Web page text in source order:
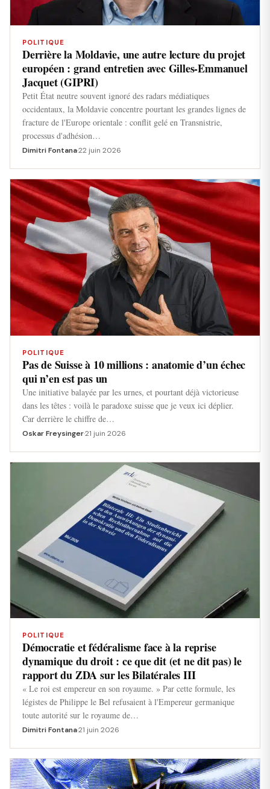
POLITIQUE
Derrière la Moldavie, une autre lecture du projet
européen : grand entretien avec Gilles-Emmanuel
Jacquet (GIPRI)
Petit État neutre souvent ignoré des radars médiatiques
occidentaux, la Moldavie concentre pourtant les grandes lignes de
fracture de l'Europe orientale : conflit gelé en Transnistrie,
processus d'adhésion…
Dimitri Fontana·22 juin 2026
POLITIQUE
Pas de Suisse à 10 millions : anatomie d’un échec
qui n’en est pas un
Une initiative balayée par les urnes, et pourtant déjà victorieuse
dans les têtes : voilà le paradoxe suisse que je veux ici déplier.
Car derrière le chiffre de…
Oskar Freysinger·21 juin 2026
POLITIQUE
Démocratie et fédéralisme face à la reprise
dynamique du droit : ce que dit (et ne dit pas) le
rapport du ZDA sur les Bilatérales III
« Le roi est empereur en son royaume. » Par cette formule, les
légistes de Philippe le Bel refusaient à l'Empereur germanique
toute autorité sur le royaume de…
Dimitri Fontana·21 juin 2026